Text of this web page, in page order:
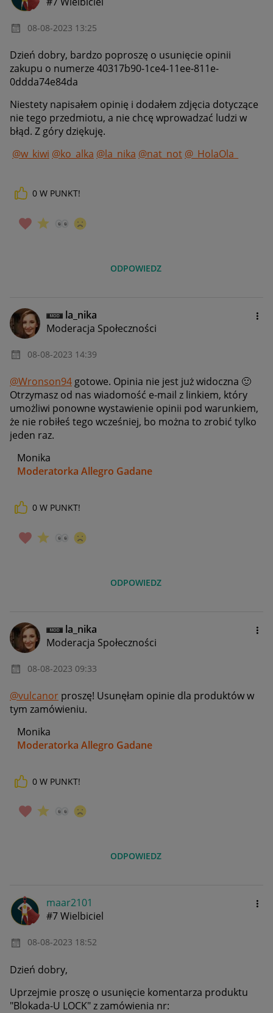
‎08-08-2023 13:25
Dzień dobry, bardzo poproszę o usunięcie opinii
zakupu o numerze 40317b90-1ce4-11ee-811e-
0ddda74e84da
Niestety napisałem opinię i dodałem zdjęcia dotyczące
nie tego przedmiotu, a nie chcę wprowadzać ludzi w
błąd. Z góry dziękuję.
@w_kiwi @ko_alka @la_nika @nat_not @_HolaOla_
0 W PUNKT!
ODPOWIEDZ
la_nika
Moderacja Społeczności
‎08-08-2023 14:39
@Wronson94 gotowe. Opinia nie jest już widoczna 🙂
Otrzymasz od nas wiadomość e-mail z linkiem, który
umożliwi ponowne wystawienie opinii pod warunkiem,
że nie robiłeś tego wcześniej, bo można to zrobić tylko
jeden raz.
Monika
Moderatorka Allegro Gadane
0 W PUNKT!
ODPOWIEDZ
la_nika
Moderacja Społeczności
‎08-08-2023 09:33
@vulcanor proszę! Usunęłam opinie dla produktów w
tym zamówieniu.
Monika
Moderatorka Allegro Gadane
0 W PUNKT!
ODPOWIEDZ
maar2101
#7 Wielbiciel
‎08-08-2023 18:52
Dzień dobry,
Uprzejmie proszę o usunięcie komentarza produktu
"Blokada-U LOCK" z zamówienia nr: